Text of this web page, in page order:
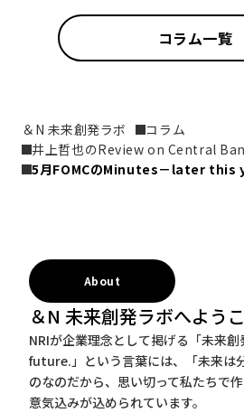
コラム一覧
＆N 未来創発ラボ
コラム
井上哲也のReview on Central
5月FOMCのMinutes－later this
About
＆N 未来創発ラボへよう
NRIが企業理念として掲げる「未来
future.」という言葉には、「未来は
のなのだから、思い切って私たちで
意気込みが込められています。